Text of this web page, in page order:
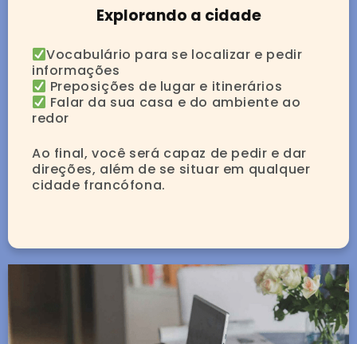
Explorando a cidade
Vocabulário para se localizar e pedir
informações
Preposições de lugar e itinerários
Falar da sua casa e do ambiente ao
redor
Ao final, você será capaz de pedir e dar
direções, além de se situar em qualquer
cidade francófona.